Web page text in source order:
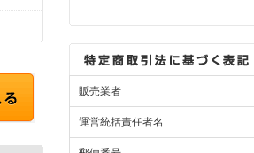
販売業者
運営統括責任者名